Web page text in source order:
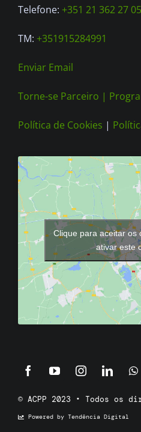
Telefone: +351 21 362 27 05
TM: +351915284991
Enviar Email
Torne-se Parceiro |
Política de Cookies |
Clique para aceitar os
ativar este
© ACPP 2023 • Todos os
Powered by Tendência Digital